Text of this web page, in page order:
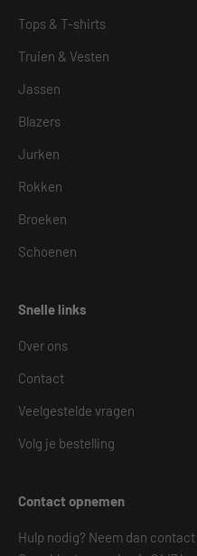
Tops & T-shirts
Truien & Vesten
Jassen
Blazers
Jurken
Rokken
Broeken
Schoenen
Snelle links
Over ons
Contact
Veelgestelde vragen
Volg je bestelling
Contact opnemen
Hulp nodig? Neem dan